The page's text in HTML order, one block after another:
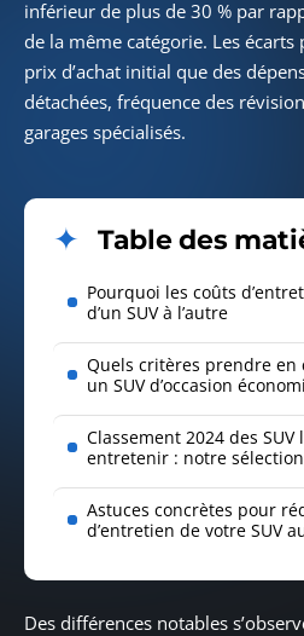
inférieur de plus de 30 % par
de la même catégorie. Les
prix d’achat initial que des
détachées, fréquence des
garages spécialisés.
Table des
Pourquoi les coûts
d’un SUV à l’autre
Quels critères prendre
un SUV d’occasion
Classement 2024 des
entretenir : notre
Astuces concrètes pour
d’entretien de votre SUV
Des différences notables